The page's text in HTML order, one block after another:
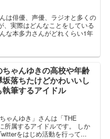
は俳優、声優、ラジオと多くの
、実際はどんなことをしている
な本多力さんがどれくらい1年
ちゃんゆきの高校や年齢
坂落ちたけどかわいいし
執筆するアイドル
ゃんゆき」さんは「THE
所属するアイドルです。 しか
をはじめ活動を行って...